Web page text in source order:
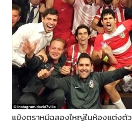
แข้งตราหมีฉลองใหญ่ในห้องแต่งตัว